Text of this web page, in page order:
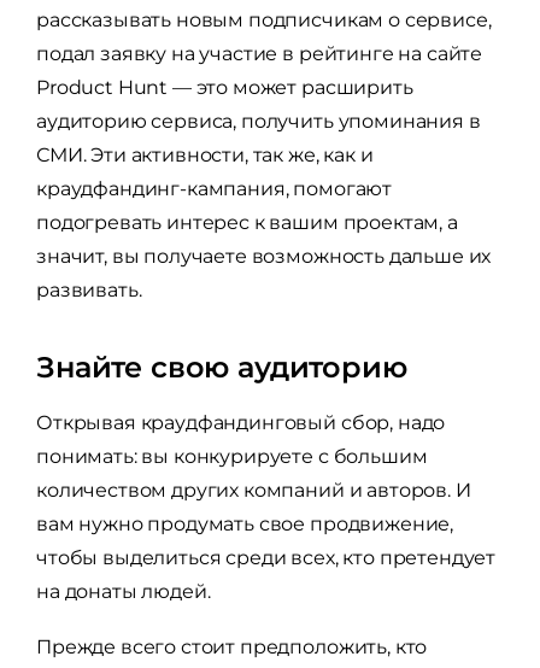
рассказывать новым подписчикам о сервисе,
подал заявку на участие в рейтинге на сайте
Product Hunt — это может расширить
аудиторию сервиса, получить упоминания в
СМИ. Эти активности, так же, как и
краудфандинг-кампания, помогают
подогревать интерес к вашим проектам, а
значит, вы получаете возможность дальше их
развивать.
Знайте свою аудиторию
Открывая краудфандинговый сбор, надо
понимать: вы конкурируете с большим
количеством других компаний и авторов. И
вам нужно продумать свое продвижение,
чтобы выделиться среди всех, кто претендует
на донаты людей.
Прежде всего стоит предположить, кто